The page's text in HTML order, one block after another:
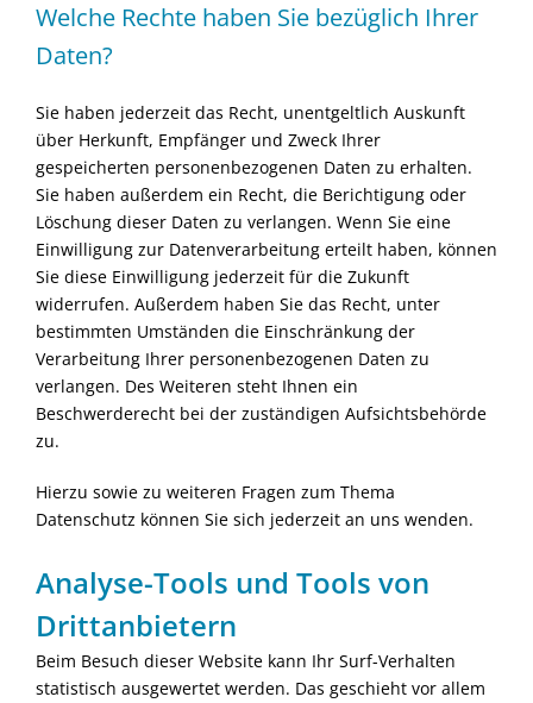
Welche Rechte haben Sie bezüglich Ihrer
Daten?
Sie haben jederzeit das Recht, unentgeltlich Auskunft
über Herkunft, Empfänger und Zweck Ihrer
gespeicherten personenbezogenen Daten zu erhalten.
Sie haben außerdem ein Recht, die Berichtigung oder
Löschung dieser Daten zu verlangen. Wenn Sie eine
Einwilligung zur Datenverarbeitung erteilt haben, können
Sie diese Einwilligung jederzeit für die Zukunft
widerrufen. Außerdem haben Sie das Recht, unter
bestimmten Umständen die Einschränkung der
Verarbeitung Ihrer personenbezogenen Daten zu
verlangen. Des Weiteren steht Ihnen ein
Beschwerderecht bei der zuständigen Aufsichtsbehörde
zu.
Hierzu sowie zu weiteren Fragen zum Thema
Datenschutz können Sie sich jederzeit an uns wenden.
Analyse-Tools und Tools von
Dritt­anbietern
Beim Besuch dieser Website kann Ihr Surf-Verhalten
statistisch ausgewertet werden. Das geschieht vor allem